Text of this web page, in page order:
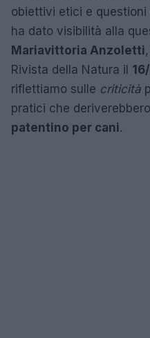
obiettivi etici e questioni
ha dato visibilità alla
Mariavittoria Anzoletti
Rivista della Natura il
riflettiamo sulle criticità
pratici che
patentino per cani.